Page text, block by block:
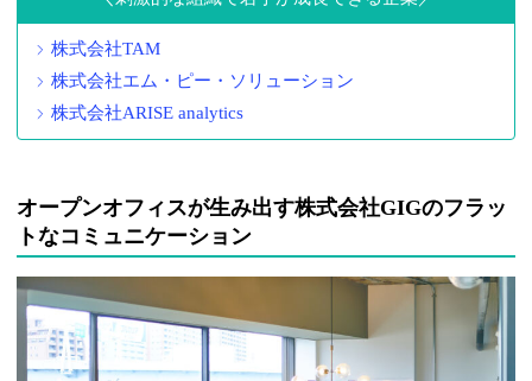
株式会社TAM
株式会社エム・ピー・ソリューション
株式会社ARISE analytics
オープンオフィスが生み出す株式会社GIGのフラッ
トなコミュニケーション